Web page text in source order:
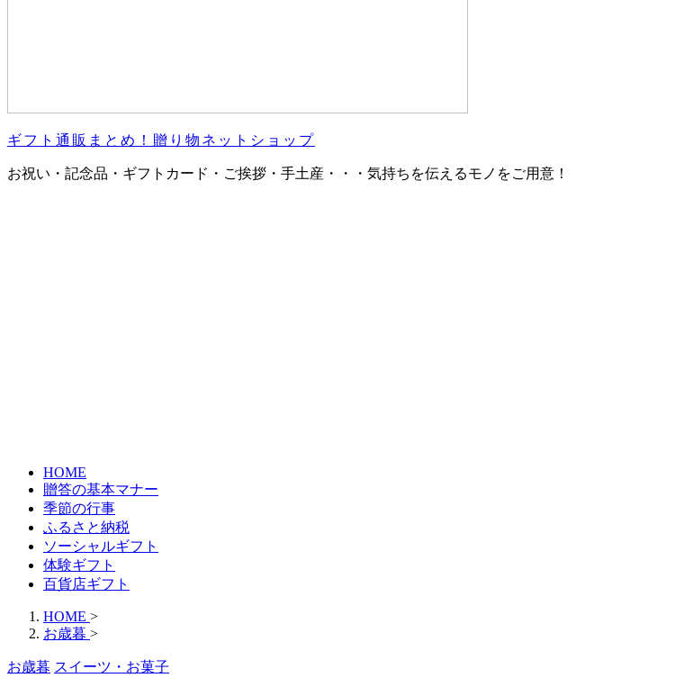
ギフト通販まとめ！贈り物ネットショップ
お祝い・記念品・ギフトカード・ご挨拶・手土産・・・気持ちを伝えるモノをご用意！
HOME
贈答の基本マナー
季節の行事
ふるさと納税
ソーシャルギフト
体験ギフト
百貨店ギフト
HOME >
お歳暮 >
お歳暮 スイーツ・お菓子